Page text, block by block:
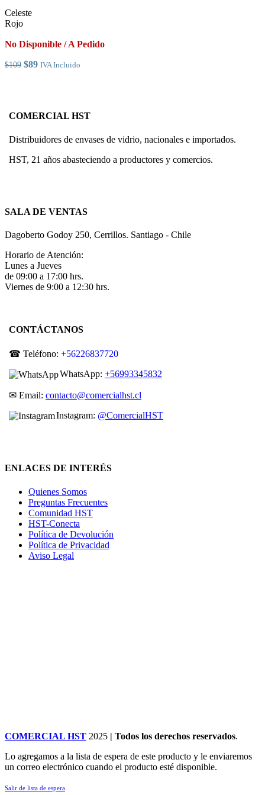
en
página
Celeste
Rojo
No Disponible / A Pedido
$109 El
$89El
IVA Incluido
COMERCIAL HST
Distribuidores de envases de vidrio, nacionales e importados.
HST, 21 años abasteciendo a productores y comercios.
SALA DE VENTAS
Dagoberto Godoy 250, Cerrillos. Santiago - Chile
Horario de Atención:
Lunes a Jueves
de 09:00 a 17:00 hrs.
Viernes de 9:00 a 12:30 hrs.
CONTÁCTANOS
☎ Teléfono: +56226837720
WhatsApp: +56993345832
✉ Email: contacto@comercialhst.cl
Instagram: @ComercialHST
ENLACES DE INTERÉS
Quienes Somos
Preguntas Frecuentes
Comunidad HST
HST-Conecta
Política de Devolución
Política de Privacidad
Aviso Legal
COMERCIAL HST 2025 | Todos los derechos reservados.
Lo agregamos a la lista de espera de este producto y le enviaremos
un correo electrónico cuando el producto esté disponible.
Salir de lista de espera